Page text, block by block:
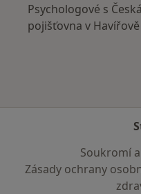
Psychologové s
pojišťovna v Havířově
Soukromí
Zásady ochrany